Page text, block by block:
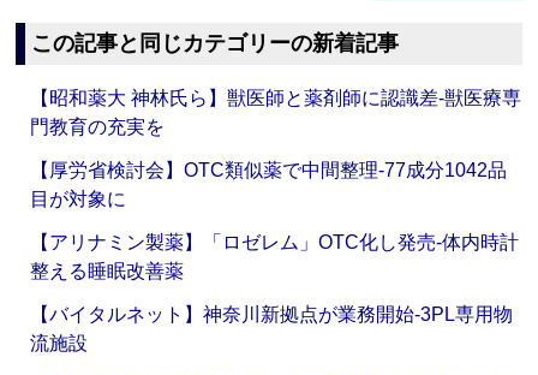
この記事と同じカテゴリーの新着記事
【昭和薬大 神林氏ら】獣医師と薬剤師に認識差‐獣医療専
門教育の充実を
【厚労省検討会】OTC類似薬で中間整理‐77成分1042品
目が対象に
【アリナミン製薬】「ロゼレム」OTC化し発売‐体内時計
整える睡眠改善薬
【バイタルネット】神奈川新拠点が業務開始‐3PL専用物
流施設